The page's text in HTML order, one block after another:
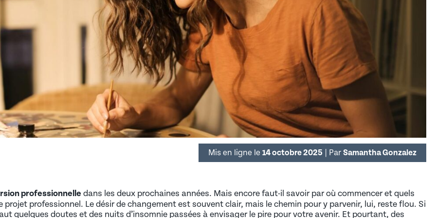
DÉCOUVREZ NOS OFFRES D’EMPLOI EN ALTERNANCE
DE L’EXPÉRIENCE)
: Laho Formation prépare ses futurs apprenants
ALTERNANT / ETUDIANT
Mis en ligne le 14 octobre 2025 | Par Samantha Gonzalez
professionnelle dans les deux prochaines années. Mais encore faut-il savoir par où commencer et quels
professionnel. Le désir de changement est souvent clair, mais le chemin pour y parvenir, lui, reste flou. Si
quelques doutes et des nuits d’insomnie passées à envisager le pire pour votre avenir. Et pourtant, des